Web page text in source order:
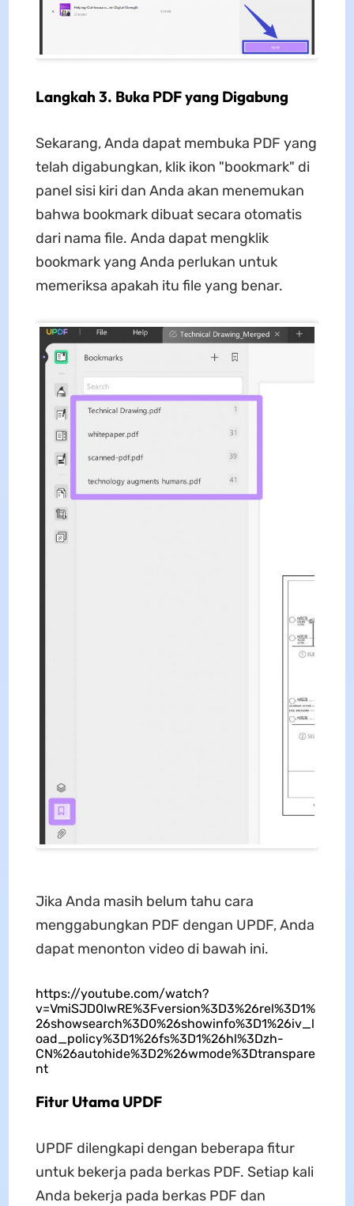
Langkah 3. Buka PDF yang Digabung
Sekarang, Anda dapat membuka PDF yang
telah digabungkan, klik ikon "bookmark" di
panel sisi kiri dan Anda akan menemukan
bahwa bookmark dibuat secara otomatis
dari nama file. Anda dapat mengklik
bookmark yang Anda perlukan untuk
memeriksa apakah itu file yang benar.
Jika Anda masih belum tahu cara
menggabungkan PDF dengan UPDF, Anda
dapat menonton video di bawah ini.
https://youtube.com/watch?
v=VmiSJD0IwRE%3Fversion%3D3%26rel%3D1%
26showsearch%3D0%26showinfo%3D1%26iv_l
oad_policy%3D1%26fs%3D1%26hl%3Dzh-
CN%26autohide%3D2%26wmode%3Dtranspare
nt
Fitur Utama UPDF
UPDF dilengkapi dengan beberapa fitur
untuk bekerja pada berkas PDF. Setiap kali
Anda bekerja pada berkas PDF dan